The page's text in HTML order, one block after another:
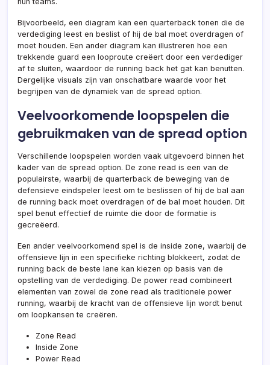
Bijvoorbeeld, een diagram kan een quarterback tonen die de
verdediging leest en beslist of hij de bal moet overdragen of
moet houden. Een ander diagram kan illustreren hoe een
trekkende guard een looproute creëert door een verdediger
af te sluiten, waardoor de running back het gat kan benutten.
Dergelijke visuals zijn van onschatbare waarde voor het
begrijpen van de dynamiek van de spread option.
Veelvoorkomende loopspelen die
gebruikmaken van de spread option
Verschillende loopspelen worden vaak uitgevoerd binnen het
kader van de spread option. De zone read is een van de
populairste, waarbij de quarterback de beweging van de
defensieve eindspeler leest om te beslissen of hij de bal aan
de running back moet overdragen of de bal moet houden. Dit
spel benut effectief de ruimte die door de formatie is
gecreëerd.
Een ander veelvoorkomend spel is de inside zone, waarbij de
offensieve lijn in een specifieke richting blokkeert, zodat de
running back de beste lane kan kiezen op basis van de
opstelling van de verdediging. De power read combineert
elementen van zowel de zone read als traditionele power
running, waarbij de kracht van de offensieve lijn wordt benut
om loopkansen te creëren.
Zone Read
Inside Zone
Power Read